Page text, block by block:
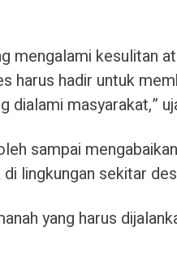
mengalami kesulitan
harus hadir untuk
dialami masyarakat,”
sampai
lingkungan sekitar
yang harus